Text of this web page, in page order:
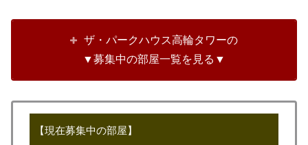
ザ・パークハウス高輪タワーの
▼募集中の部屋一覧を見る▼
【現在募集中の部屋】